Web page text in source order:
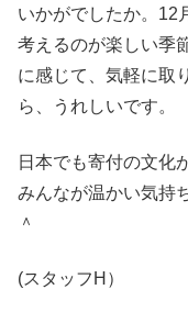
いかがでしたか。12
考えるのが楽しい季
に感じて、気軽に取
ら、うれしいです。
日本でも寄付の文化
みんなが温かい気持
＾
(スタッフH）